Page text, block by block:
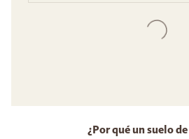
¿Por qué un suelo